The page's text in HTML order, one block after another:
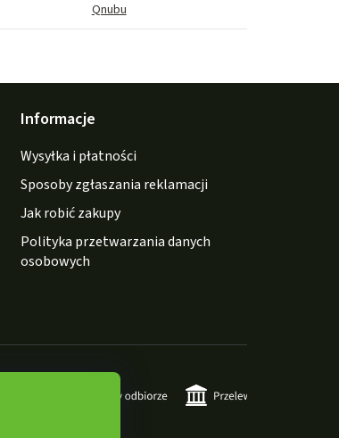
Qnubu
Informacje
Wysyłka i płatności
Sposoby zgłaszania reklamacji
Jak robić zakupy
Polityka przetwarzania danych
osobowych